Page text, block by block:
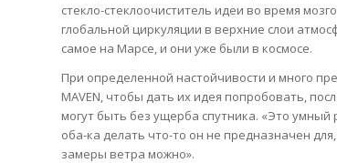
стекло-стеклоочиститель идеи во время
глобальной циркуляции в верхние слои
самое на Марсе, и они уже были в космосе.
При определенной настойчивости и много
MAVEN, чтобы дать их идея попробовать,
могут быть без ущерба спутника. «Это умный
оба-ка делать что-то он не предназначен
замеры ветра можно».